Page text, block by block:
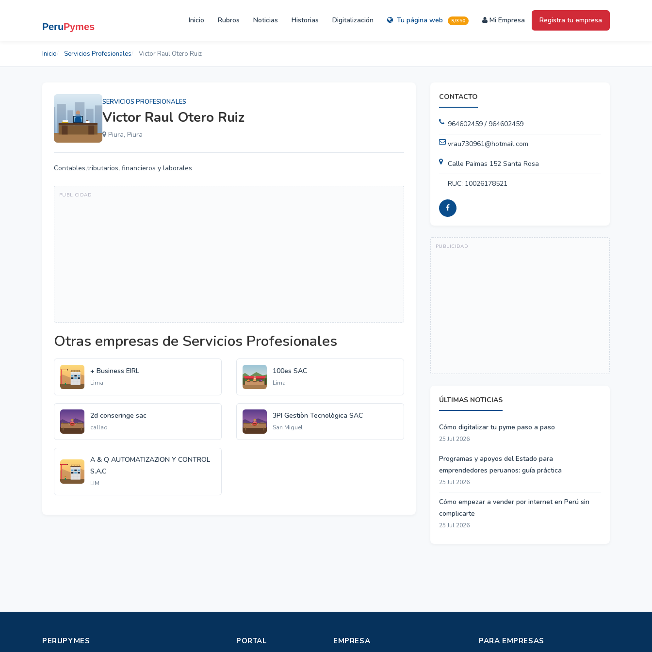
Inicio Rubros Noticias Historias Digitalización Tu página web S/350 Mi Empresa Registra tu empresa
Inicio Servicios Profesionales Victor Raul Otero Ruiz
SERVICIOS PROFESIONALES
Victor Raul Otero Ruiz
Piura, Piura
Contables,tributarios, financieros y laborales
Otras empresas de Servicios Profesionales
+ Business EIRL
Lima
100es SAC
Lima
2d conseringe sac
callao
3PI Gestiòn Tecnològica SAC
San Miguel
A & Q AUTOMATIZAZION Y CONTROL
S.A.C
LIM
CONTACTO
964602459 / 964602459
vrau730961@hotmail.com
Calle Paimas 152 Santa Rosa
RUC: 10026178521
ÚLTIMAS NOTICIAS
Cómo digitalizar tu pyme paso a paso
25 Jul 2026
Programas y apoyos del Estado para
emprendedores peruanos: guía práctica
25 Jul 2026
Cómo empezar a vender por internet en Perú sin
complicarte
25 Jul 2026
PERUPYMES PORTAL EMPRESA PARA EMPRESAS